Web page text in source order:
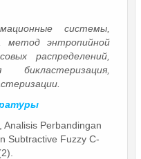
системы,
метод энтропийной
распределений,
бикластеризация,
Analisis Perbandingan
Subtractive Fuzzy C-